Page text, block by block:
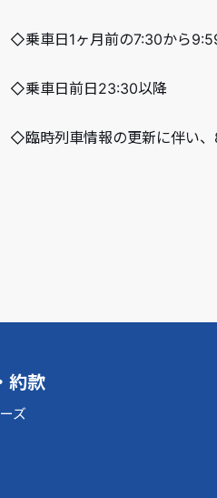
◇乗車日1ヶ月前の7:30から
◇乗車日前日23:30以降
◇臨時列車情報の更新に伴い、
約款
ズ